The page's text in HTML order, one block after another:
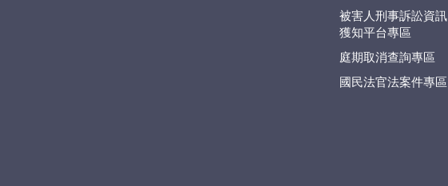
被害人刑事訴訟資訊
獲知平台專區
庭期取消查詢專區
國民法官法案件專區